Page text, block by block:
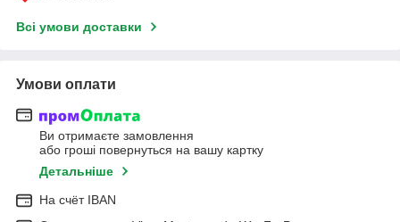
Всі умови доставки
Умови оплати
Ви отримаєте замовлення
або гроші повернуться на вашу картку
Детальніше
На cчёт IBAN